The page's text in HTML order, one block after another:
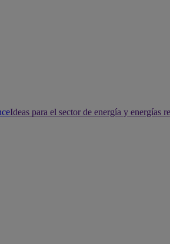
Ideas para el sector de energía y energías